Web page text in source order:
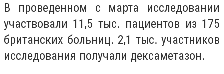
В проведенном с марта исследовании
участвовали 11,5 тыс. пациентов из 175
британских больниц. 2,1 тыс. участников
исследования получали дексаметазон.